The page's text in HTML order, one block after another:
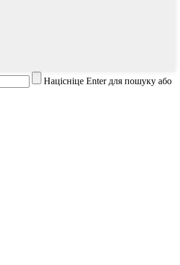
Націсніце Enter для пошуку або